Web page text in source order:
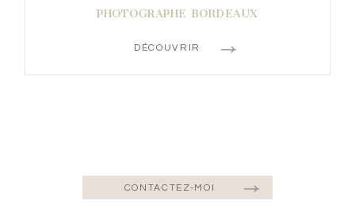
PHOTOGRAPHE BORDEAUX
DÉCOUVRIR
CONTACTEZ-MOI